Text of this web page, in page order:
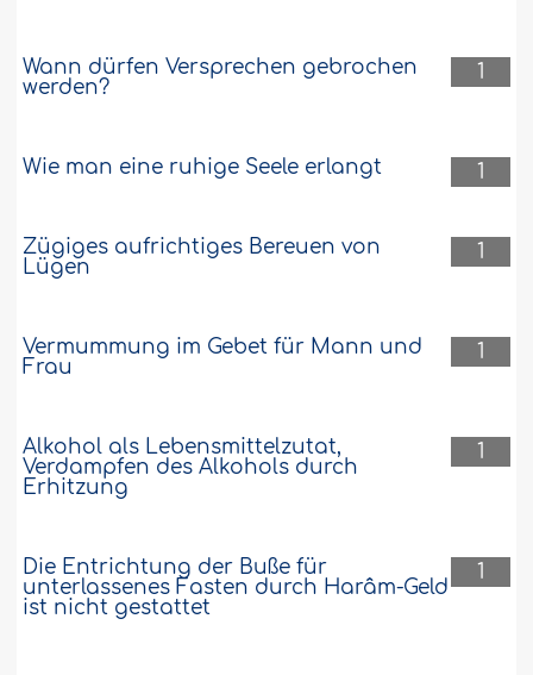
1
Wann dürfen Versprechen gebrochen
werden?
1
Wie man eine ruhige Seele erlangt
1
Zügiges aufrichtiges Bereuen von
Lügen
1
Vermummung im Gebet für Mann und
Frau
1
Alkohol als Lebensmittelzutat,
Verdampfen des Alkohols durch
Erhitzung
1
Die Entrichtung der Buße für
unterlassenes Fasten durch Harâm-Geld
ist nicht gestattet